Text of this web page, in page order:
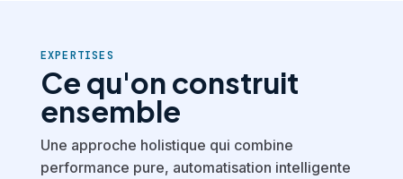
EXPERTISES
Ce qu'on construit
ensemble
Une approche holistique qui combine
performance pure, automatisation intelligente